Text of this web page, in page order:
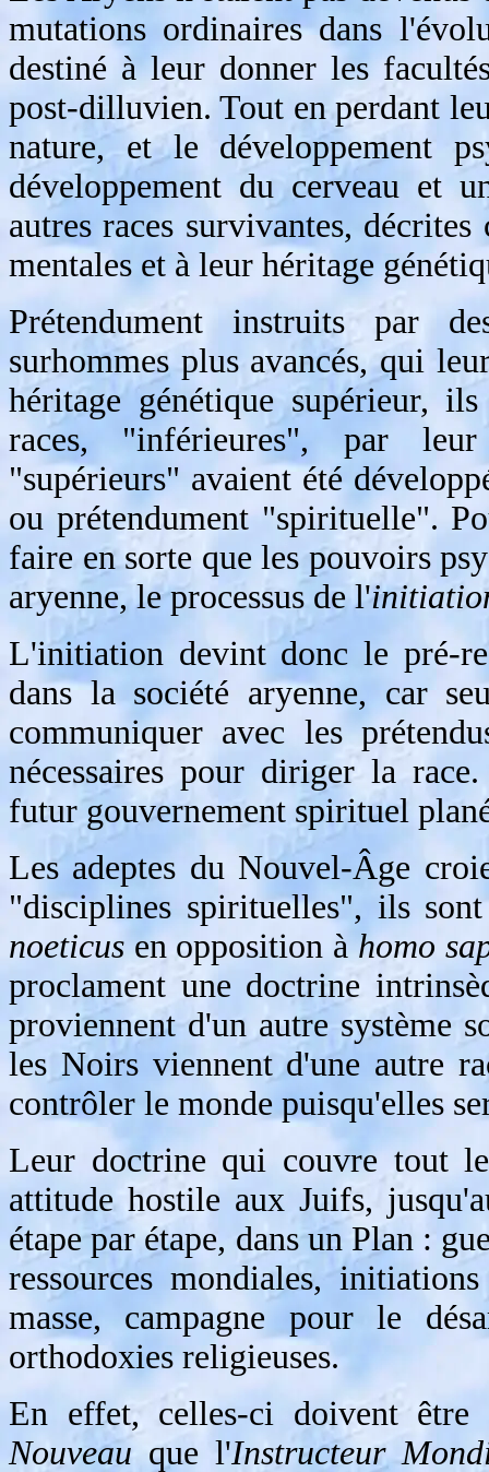
mutations ordinaires dans
destiné à leur donner les
post-dilluvien. Tout en perdant
nature, et le développement
développement du cerveau et
autres races survivantes,
mentales et à leur héritage
Prétendument instruits par
surhommes plus avancés, qui
héritage génétique supérieur,
races, "inférieures", par
"supérieurs" avaient été
ou prétendument "spirituelle".
faire en sorte que les pouvoirs
aryenne, le processus de l'
L'initiation devint donc le pré-
dans la société aryenne, car
communiquer avec les
nécessaires pour diriger la
futur gouvernement spirituel
Les adeptes du Nouvel-Âge
"disciplines spirituelles", ils
noeticus en opposition àhomo
proclament une doctrine
proviennent d'un autre système
les Noirs viennent d'une autre
contrôler le monde puisqu'elles
Leur doctrine qui couvre tout
attitude hostile aux Juifs,
étape par étape, dans un Plan :
ressources mondiales,
masse, campagne pour le
orthodoxies religieuses.
En effet, celles-ci doivent
Nouveau que l'Instructeur